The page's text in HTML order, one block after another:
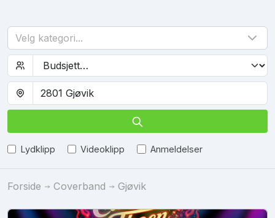
Velg kategori...
Lydklipp Videoklipp Anmeldelser
Forside Coverband Gjøvik